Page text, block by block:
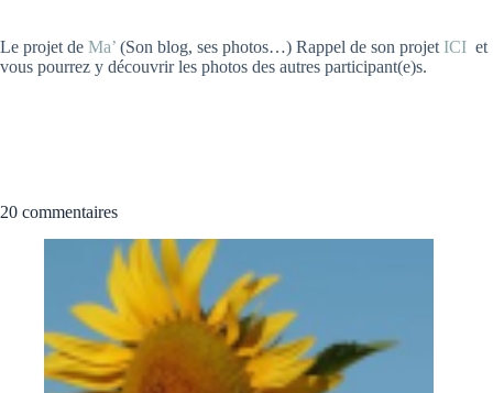
Le projet de Ma’ (Son blog, ses photos…) Rappel de son projet ICI et
vous pourrez y découvrir les photos des autres participant(e)s.
20 commentaires